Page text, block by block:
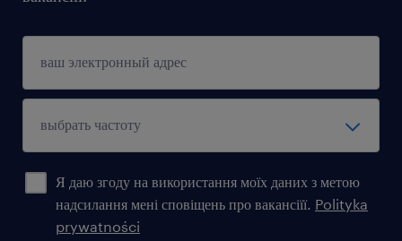
Я даю згоду на використання моїх даних з метою
надсилання мені сповіщень про вакансіїї. Polityka
prywatności